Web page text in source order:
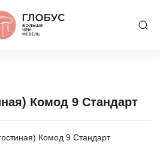
Комод 9 Стандарт